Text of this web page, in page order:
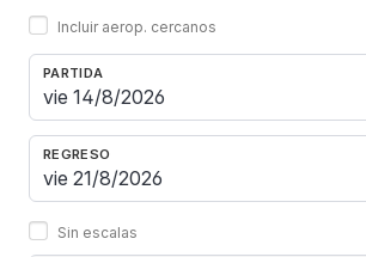
Incluir aerop. cercanos
PARTIDA
REGRESO
Sin escalas